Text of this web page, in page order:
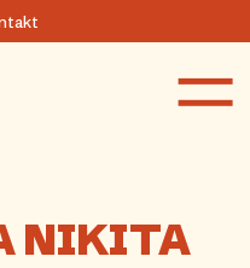
NIKITA